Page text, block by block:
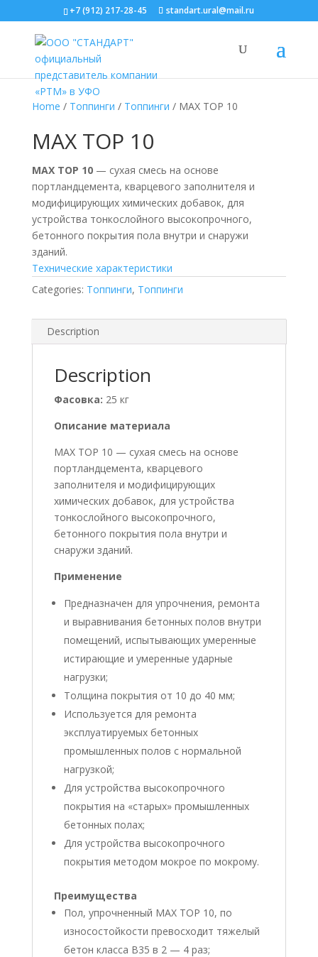
+7 (912) 217-28-45 standart.ural@mail.ru
Home / Топпинги / Топпинги / MAX TOP 10
MAX TOP 10
MAX TOP 10— сухая смесь на основе
портландцемента, кварцевого заполнителя и
модифицирующих химических добавок, для
устройства тонкослойного высокопрочного,
бетонного покрытия пола внутри и снаружи
зданий.
Технические характеристики
Categories: Топпинги, Топпинги
Description
Description
Фасовка: 25 кг
Описание материала
MAX TOP 10 — сухая смесь на основе
портландцемента, кварцевого
заполнителя и модифицирующих
химических добавок, для устройства
тонкослойного высокопрочного,
бетонного покрытия пола внутри и
снаружи зданий.
Применение
Предназначен для упрочнения, ремонта
и выравнивания бетонных полов внутри
помещений, испытывающих умеренные
истирающие и умеренные ударные
нагрузки;
Толщина покрытия от 10 до 40 мм;
Используется для ремонта
эксплуатируемых бетонных
промышленных полов с нормальной
нагрузкой;
Для устройства высокопрочного
покрытия на «старых» промышленных
бетонных полах;
Для устройства высокопрочного
покрытия методом мокрое по мокрому.
Преимущества
Пол, упрочненный МАХ TOP 10, по
износостойкости превосходит тяжелый
бетон класса В35 в 2 — 4 раз;